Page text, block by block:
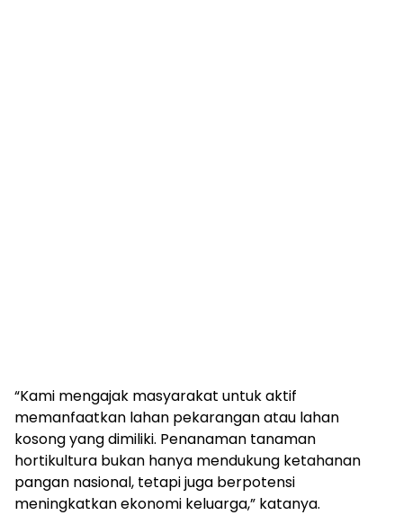
“Kami mengajak masyarakat untuk aktif
memanfaatkan lahan pekarangan atau lahan
kosong yang dimiliki. Penanaman tanaman
hortikultura bukan hanya mendukung ketahanan
pangan nasional, tetapi juga berpotensi
meningkatkan ekonomi keluarga,” katanya.